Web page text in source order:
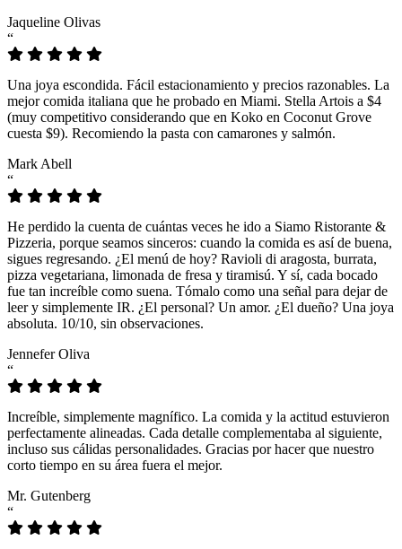
Jaqueline Olivas
“
Una joya escondida. Fácil estacionamiento y precios razonables. La
mejor comida italiana que he probado en Miami. Stella Artois a $4
(muy competitivo considerando que en Koko en Coconut Grove
cuesta $9). Recomiendo la pasta con camarones y salmón.
Mark Abell
“
He perdido la cuenta de cuántas veces he ido a Siamo Ristorante &
Pizzeria, porque seamos sinceros: cuando la comida es así de buena,
sigues regresando. ¿El menú de hoy? Ravioli di aragosta, burrata,
pizza vegetariana, limonada de fresa y tiramisú. Y sí, cada bocado
fue tan increíble como suena. Tómalo como una señal para dejar de
leer y simplemente IR. ¿El personal? Un amor. ¿El dueño? Una joya
absoluta. 10/10, sin observaciones.
Jennefer Oliva
“
Increíble, simplemente magnífico. La comida y la actitud estuvieron
perfectamente alineadas. Cada detalle complementaba al siguiente,
incluso sus cálidas personalidades. Gracias por hacer que nuestro
corto tiempo en su área fuera el mejor.
Mr. Gutenberg
“